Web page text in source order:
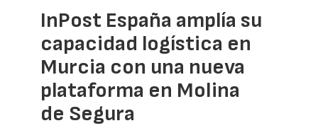
InPost España amplía su
capacidad logística en
Murcia con una nueva
plataforma en Molina
de Segura